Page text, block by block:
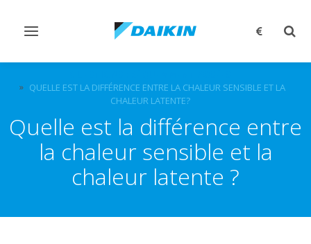
Afficher/masquer
QUELLE EST LA DIFFÉRENCE ENTRE LA CHALEUR SENSIBLE ET LA
CHALEUR LATENTE?
Quelle est la différence entre
la chaleur sensible et la
chaleur latente ?